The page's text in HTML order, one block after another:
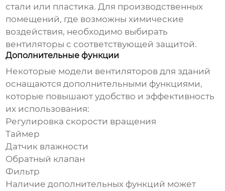
стали или пластика. Для производственных
помещений, где возможны химические
воздействия, необходимо выбирать
вентиляторы с соответствующей защитой.
Дополнительные функции
Некоторые модели вентиляторов для зданий
оснащаются дополнительными функциями,
которые повышают удобство и эффективность
их использования:
Регулировка скорости вращения
Таймер
Датчик влажности
Обратный клапан
Фильтр
Наличие дополнительных функций может